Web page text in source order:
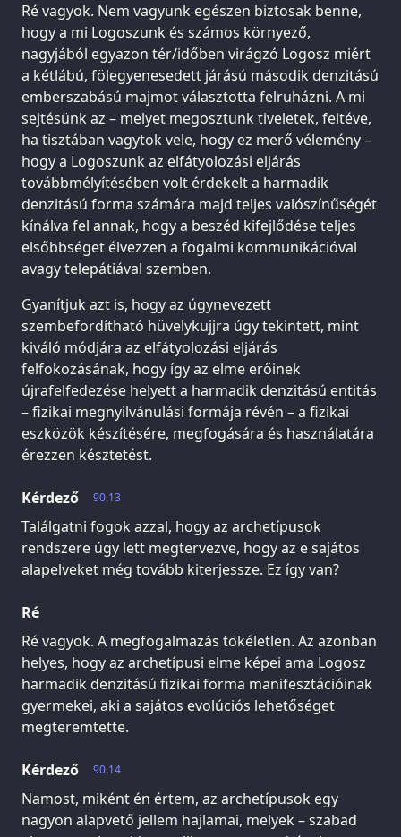
Ré vagyok. Nem vagyunk egészen biztosak benne,
hogy a mi Logoszunk és számos környező,
nagyjából egyazon tér/időben virágzó Logosz miért
a kétlábú, fölegyenesedett járású második denzitású
emberszabású majmot választotta felruházni. A mi
sejtésünk az – melyet megosztunk tiveletek, feltéve,
ha tisztában vagytok vele, hogy ez merő vélemény –
hogy a Logoszunk az elfátyolozási eljárás
továbbmélyítésében volt érdekelt a harmadik
denzitású forma számára majd teljes valószínűségét
kínálva fel annak, hogy a beszéd kifejlődése teljes
elsőbbséget élvezzen a fogalmi kommunikációval
avagy telepátiával szemben.
Gyanítjuk azt is, hogy az úgynevezett
szembefordítható hüvelykujjra úgy tekintett, mint
kiváló módjára az elfátyolozási eljárás
felfokozásának, hogy így az elme erőinek
újrafelfedezése helyett a harmadik denzitású entitás
– fizikai megnyilvánulási formája révén – a fizikai
eszközök készítésére, megfogására és használatára
érezzen késztetést.
90.13
Kérdező
Találgatni fogok azzal, hogy az archetípusok
rendszere úgy lett megtervezve, hogy az e sajátos
alapelveket még tovább kiterjessze. Ez így van?
Ré
Ré vagyok. A megfogalmazás tökéletlen. Az azonban
helyes, hogy az archetípusi elme képei ama Logosz
harmadik denzitású fizikai forma manifesztációinak
gyermekei, aki a sajátos evolúciós lehetőséget
megteremtette.
90.14
Kérdező
Namost, miként én értem, az archetípusok egy
nagyon alapvető jellem hajlamai, melyek – szabad